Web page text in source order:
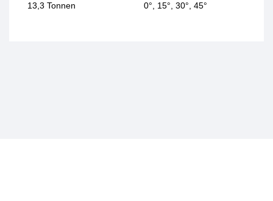
13,3 Tonnen 0°, 15°, 30°, 45°